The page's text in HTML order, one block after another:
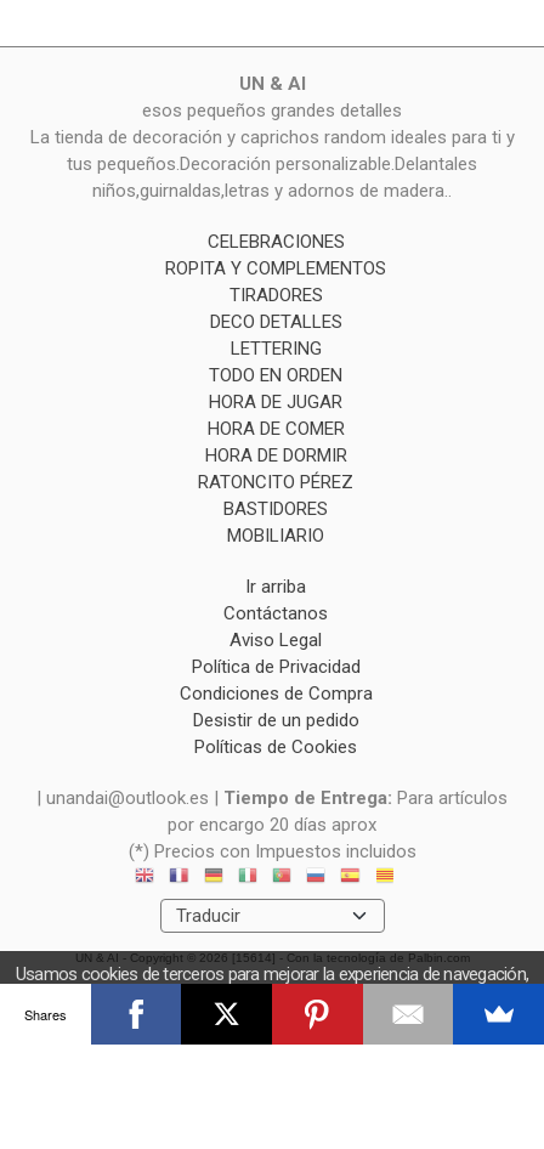
UN & AI
esos pequeños grandes detalles
La tienda de decoración y caprichos random ideales para ti y
tus pequeños.Decoración personalizable.Delantales
niños,guirnaldas,letras y adornos de madera..
CELEBRACIONES
ROPITA Y COMPLEMENTOS
TIRADORES
DECO DETALLES
LETTERING
TODO EN ORDEN
HORA DE JUGAR
HORA DE COMER
HORA DE DORMIR
RATONCITO PÉREZ
BASTIDORES
MOBILIARIO
Ir arriba
Contáctanos
Aviso Legal
Política de Privacidad
Condiciones de Compra
Desistir de un pedido
Políticas de Cookies
| unandai@outlook.es | Tiempo de Entrega: Para artículos
por encargo 20 días aprox
(*) Precios con Impuestos incluidos
UN & AI - Copyright © 2026 [15614] - Con la tecnología de Palbin.com
Usamos cookies de terceros para mejorar la experiencia de navegación,
y obtener estadísticas anónimas. Si continúa navegando consideramos
que acepta el uso de cookies.
OK Más información
Shares